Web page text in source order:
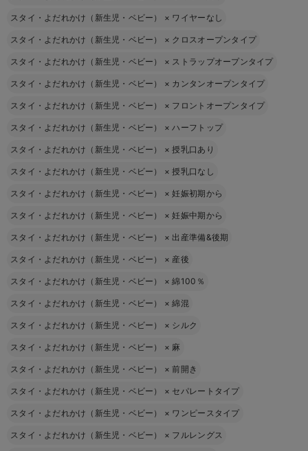
スタイ・よだれかけ（新生児・ベビー） × ワイヤーなし
スタイ・よだれかけ（新生児・ベビー） × クロスオープンタイプ
スタイ・よだれかけ（新生児・ベビー） × ストラップオープンタイプ
スタイ・よだれかけ（新生児・ベビー） × カンタンオープンタイプ
スタイ・よだれかけ（新生児・ベビー） × フロントオープンタイプ
スタイ・よだれかけ（新生児・ベビー） ×ハーフトップ
スタイ・よだれかけ（新生児・ベビー） ×授乳口あり
スタイ・よだれかけ（新生児・ベビー） ×授乳口なし
スタイ・よだれかけ（新生児・ベビー） ×妊娠初期から
スタイ・よだれかけ（新生児・ベビー） ×妊娠中期から
スタイ・よだれかけ（新生児・ベビー） × 出産準備&後期
スタイ・よだれかけ（新生児・ベビー） × 産後
スタイ・よだれかけ（新生児・ベビー） ×綿100％
スタイ・よだれかけ（新生児・ベビー） ×綿混
スタイ・よだれかけ（新生児・ベビー） × シルク
スタイ・よだれかけ（新生児・ベビー） × 麻
スタイ・よだれかけ（新生児・ベビー） ×前開き
スタイ・よだれかけ（新生児・ベビー） × セパレートタイプ
スタイ・よだれかけ（新生児・ベビー） × ワンピースタイプ
スタイ・よだれかけ（新生児・ベビー） × フルレングス